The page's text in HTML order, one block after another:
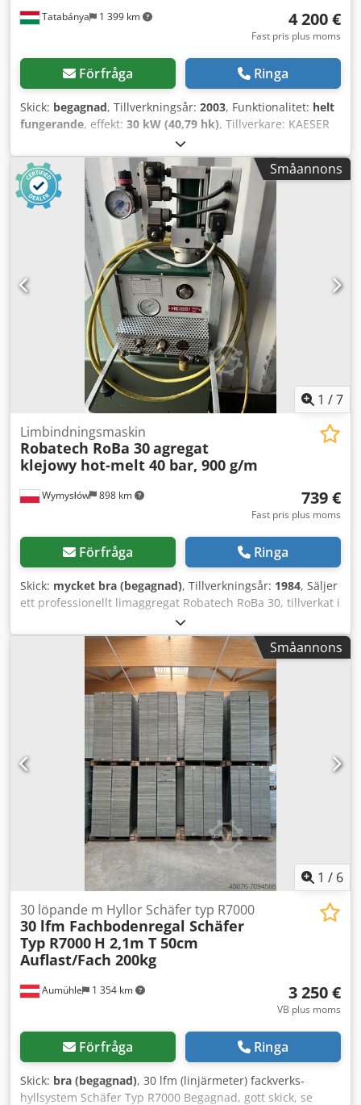
Tatabánya 1 399 km 4 200 €
Fast pris plus moms
Förfråga Ringa
Skick: begagnad, Tillverkningsår: 2003, Funktionalitet: helt
fungerande, effekt: 30 kW (40,79 hk), Tillverkare: KAESER
Typ: ASD 57 Motor: 30 kW Dcedpfxewtz E Us Apdsk
Kapacitet: 4,5 m³/h Tillverkningsår: 2003 Drifttimmar: 29
900 h
Småannons
1 /7
Wymysłów 898 km
Limbindningsmaskin
Robatech RoBa 30agregat
klejowy hot-melt 40 bar, 900 g/m
739 €
Fast pris plus moms
Förfråga Ringa
Skick: mycket bra (begagnad), Tillverkningsår: 1984, Säljer
ett professionellt limaggregat Robatech RoBa 30, tillverkat i
Schweiz (Robatech AG CH-5630 Muri). Utrustningen är fullt
fungerande, komplett och redo för drift. Perfekt för
förpackningslinjer, fals- och limmaskiner,
kartongeringsmaskiner samt maskiner som kräver exakt
matning av smältlim. Tekniska data: * Modell: RoBa 30 *
Tillverkningsår: 1984 Dcodpfjum Hufox Apdek * Kapacitet:
900 g/min * Max hydraultryck: 40 bar * Max lufttryck: 5 bar
* Max arbetstemperatur: 200°C * Strömförsörjning: 240 V *
Strömförbrukning: 10 A * Pumpöverföring: 1:8 * Typskylten
är läsbar, manometern fungerar Skick: * utrustningen i
gott tekniskt skick * komplett, utan brister * schweizisk
kvalitet – mycket hållbar konstruktion
Småannons
1 / 6
Aumühle 1 354 km
30 löpande m Hyllor Schäfer typ R7000
30 lfm Fachbodenregal Schäfer
Typ R7000 H 2,1m T 50cm
Auflast/Fach 200kg
3 250 €
VB plus moms
Förfråga Ringa
Skick: bra (begagnad), 30 lfm (linjärmeter) fackverks-
hyllsystem Schäfer Typ R7000 Begagnad, gott skick, se